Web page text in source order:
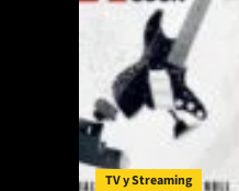
TV y Streaming